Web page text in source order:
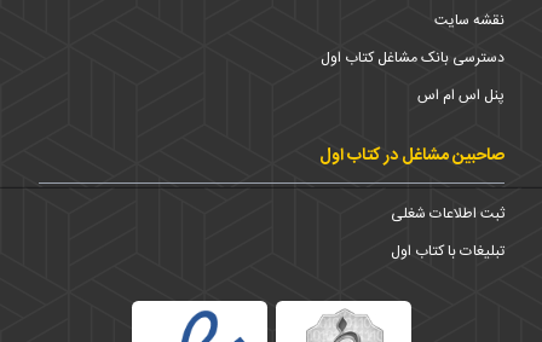
نقشه سایت
دسترسی بانک مشاغل کتاب اول
پنل اس ام اس
صاحبین مشاغل در کتاب اول
ثبت اطلاعات شغلی
تبلیغات با کتاب اول